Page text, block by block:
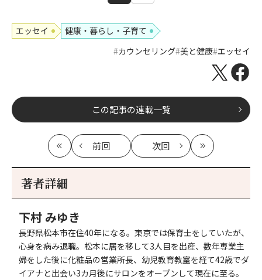
エッセイ
健康・暮らし・子育て
カウンセリング 美と健康 エッセイ
この記事の連載一覧
最
初
前回
記
次回
記
最
新
著者詳細
下村 みゆき
長野県松本市在住40年になる。東京では保育士をしていたが、
心身を病み退職。松本に居を移して3人目を出産、数年専業主
婦をした後に化粧品の営業所長、幼児教育教室を経て42歳でダ
イアナと出会い3カ月後にサロンをオープンして現在に至る。